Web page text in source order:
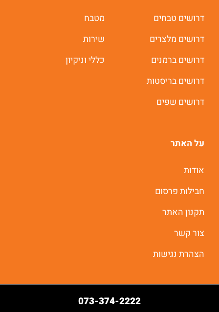
דרושים טבחים
דרושים מלצרים
דרושים ברמנים
דרושים בריסטות
דרושים שפים
מטבח
שירות
כללי וניקיון
על האתר
אודות
חבילות פרסום
תקנון האתר
צור קשר
הצהרת נגישות
073-374-2222